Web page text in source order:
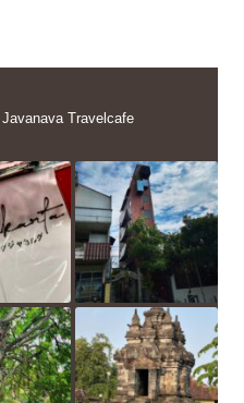
Travelcafe